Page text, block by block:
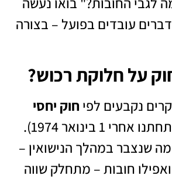
עובדים בפועל – בצורה
על חלוקת רכוש?
נקבעים לפי חוק יחסי
(לזוגות שהתחתנו אחרי 1 בינואר 1974).
שנצבר במהלך הנישואין –
חובות – מתחלק שווה